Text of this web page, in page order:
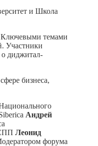
и Школа
Ключевыми темами
Участники
о диджитал-
бизнеса,
Андрей
Леонид
форума